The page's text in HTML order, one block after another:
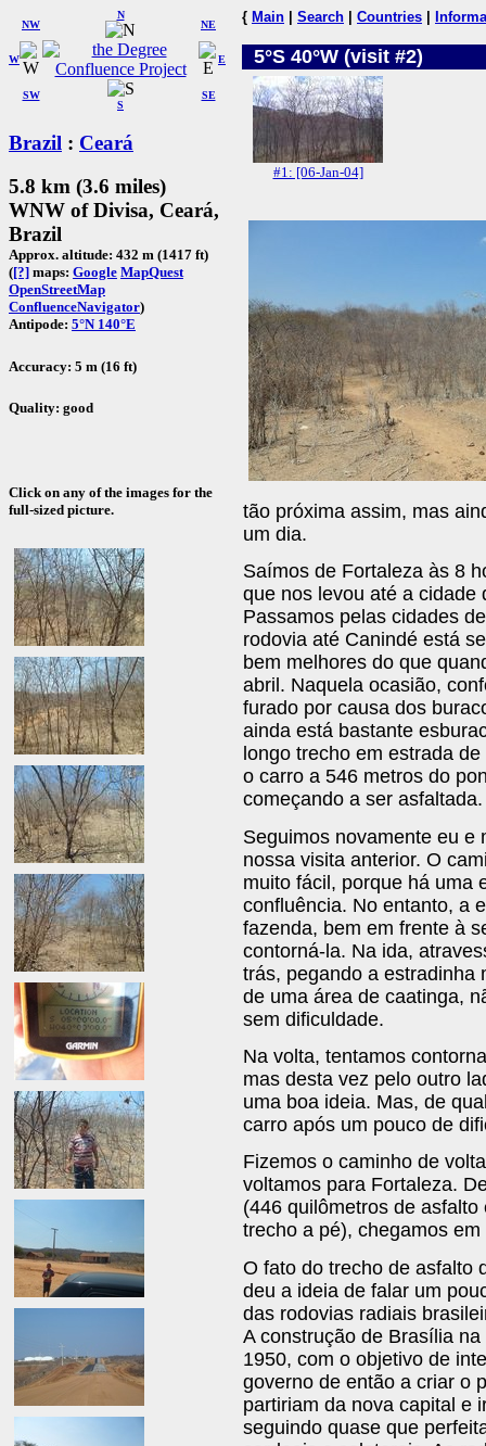
W
NW
N
NE
SW
S
SE
E
Brazil : Ceará
5.8 km (3.6 miles)
WNW of Divisa, Ceará,
Brazil
Approx. altitude: 432 m (1417 ft)
([?] maps: Google MapQuest
OpenStreetMap
ConfluenceNavigator)
Antipode: 5°N 140°E
Accuracy: 5 m (16 ft)
Quality: good
Click on any of the images for the
full-sized picture.
{ Main Search Countries
5°S 40°W (visit #2)
#1: [06-Jan-04]
tão próxima assim, mas
um dia.
Saímos de Fortaleza às 8
que nos levou até a cidade
Passamos pelas cidades
rodovia até Canindé está
bem melhores do que
abril. Naquela ocasião,
furado por causa dos
ainda está bastante
longo trecho em estrada
o carro a 546 metros do
começando a ser asfaltada.
Seguimos novamente eu e
nossa visita anterior. O
muito fácil, porque há uma
confluência. No entanto, a
fazenda, bem em frente à
contorná-la. Na ida,
trás, pegando a estradinha
de uma área de caatinga,
sem dificuldade.
Na volta, tentamos
mas desta vez pelo outro
uma boa ideia. Mas, de
carro após um pouco de
Fizemos o caminho de
voltamos para Fortaleza.
(446 quilômetros de
trecho a pé), chegamos
O fato do trecho de asfalto
deu a ideia de falar um
das rodovias radiais
A construção de Brasília
1950, com o objetivo de
governo de então a criar o
partiriam da nova capital e
seguindo quase que